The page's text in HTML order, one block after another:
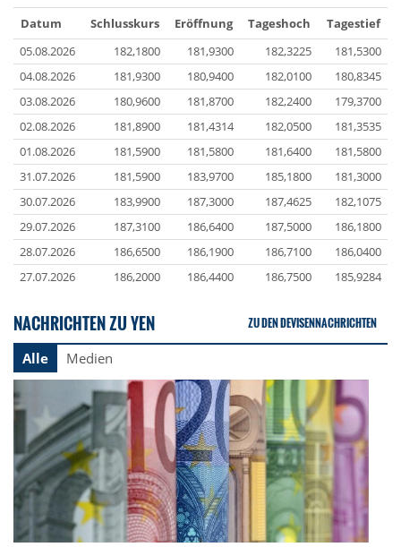
Datum Schlusskurs Eröffnung Tageshoch
Tagestief
05.08.2026
182,1800 181,9300 182,3225
181,5300
04.08.2026
181,9300 180,9400 182,0100
180,8345
03.08.2026
180,9600 181,8700 182,2400
179,3700
02.08.2026
181,8900 181,4314 182,0500
181,3535
01.08.2026
181,5900 181,5800 181,6400
181,5800
31.07.2026
181,5900 183,9700 185,1800
181,3000
30.07.2026
183,9900 187,3000 187,4625
182,1075
29.07.2026
187,3100 186,6400 187,5000
186,1800
28.07.2026
186,6500 186,1900 186,7100
186,0400
27.07.2026
186,2000 186,4400 186,7500 185,9284
NACHRICHTEN ZU YEN ZU DEN DEVISENNACHRICHTEN
Alle Medien